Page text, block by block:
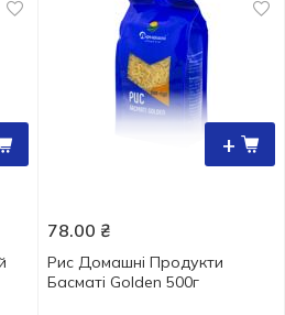
+
78.00 ₴
Рис Домашні Продукти
Басматі Golden 500г